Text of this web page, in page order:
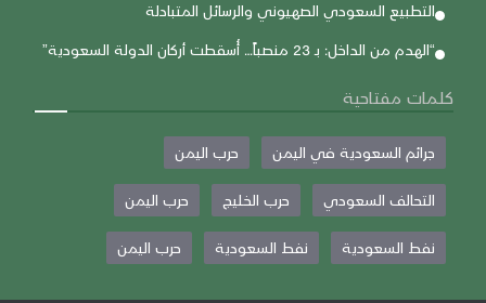
التطبيع السعودي الصهيوني والرسائل المتبادلة
“الهدم من الداخل: بـ 23 منصباً… أُسقطت أركان الدولة السعودية”
كلمات مفتاحية
جرائم السعودية في اليمن حرب اليمن
التحالف السعودي حرب الخليج حرب اليمن
نفط السعودية نفط السعودية حرب اليمن